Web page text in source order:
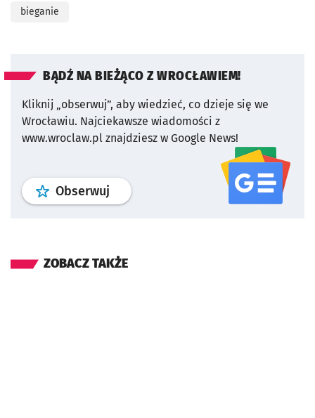
bieganie
BĄDŹ NA BIEŻĄCO Z WROCŁAWIEM!
Kliknij „obserwuj”, aby wiedzieć, co dzieje się we
Wrocławiu. Najciekawsze wiadomości z
www.wroclaw.pl znajdziesz w Google News!
Obserwuj profil serwisu
ZOBACZ TAKŻE